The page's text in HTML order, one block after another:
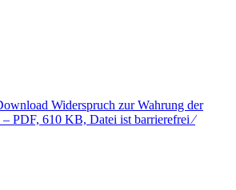
Widerspruch zur Wahrung der
– PDF, 610 KB, Datei ist barrierefrei ⁄